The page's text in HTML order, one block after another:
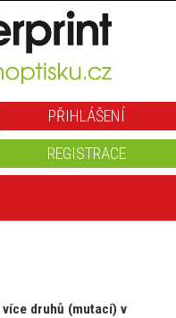
PŘIHLÁŠENÍ
REGISTRACE
více druhů (mutací) v